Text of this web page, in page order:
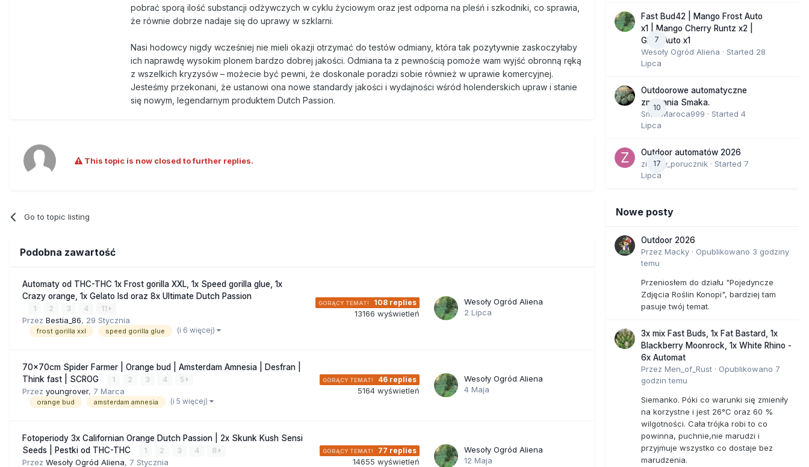
pobrać sporą ilość substancji odżywczych w cyklu życiowym oraz jest odporna na pleśń i szkodniki, co sprawia,
że równie dobrze nadaje się do uprawy w szklarni.
Nasi hodowcy nigdy wcześniej nie mieli okazji otrzymać do testów odmiany, która tak pozytywnie zaskoczyłaby
ich naprawdę wysokim plonem bardzo dobrej jakości. Odmiana ta z pewnością pomoże wam wyjść obronną ręką
z wszelkich kryzysów – możecie być pewni, że doskonale poradzi sobie również w uprawie komercyjnej.
Jesteśmy przekonani, że ustanowi ona nowe standardy jakości i wydajności wśród holenderskich upraw i stanie
się nowym, legendarnym produktem Dutch Passion.
This topic is now closed to further replies.
Go to topic listing
Podobna zawartość
Automaty od THC-THC 1x Frost gorilla XXL, 1x Speed gorilla glue, 1x
Crazy orange, 1x Gelato lsd oraz 8x Ultimate Dutch Passion
1 2 3 4 11
Przez Bestia_86, 29 Stycznia
frost gorilla xxl speed gorilla glue (i 6 więcej)
108 replies
13166 wyświetleń
Wesoły Ogród Aliena
2 Lipca
70x70cm Spider Farmer | Orange bud | Amsterdam Amnesia | Desfran |
Think fast | SCROG
1 2 3 4 5
Przez youngrover, 7 Marca
orange bud amsterdam amnesia (i 5 więcej)
46 replies
5164 wyświetleń
Wesoły Ogród Aliena
4 Maja
Fotoperiody 3x Californian Orange Dutch Passion | 2x Skunk Kush Sensi
Seeds | Pestki od THC-THC
1 2 3 4 8
Przez Wesoły Ogród Aliena, 7 Stycznia
77 replies
14655 wyświetleń
Wesoły Ogród Aliena
12 Maja
7
Fast Bud42 | Mango Frost Auto
x1 | Mango Cherry Runtz x2 |
GMO Auto x1
Wesoły Ogród Aliena · Started 28
Lipca
10
Outdoorowe automatyczne
zmagania Smaka.
SmakMaroca999 · Started 4
Lipca
17
Outdoor automatów 2026
zielony_porucznik · Started 7
Lipca
Nowe posty
Outdoor 2026
Przez Macky · Opublikowano 3 godziny
temu
Przeniosłem do działu "Pojedyncze
Zdjęcia Roślin Konopi", bardziej tam
pasuje twój temat.
3x mix Fast Buds, 1x Fat Bastard, 1x
Blackberry Moonrock, 1x White Rhino -
6x Automat
Przez Men_of_Rust · Opublikowano 7
godzin temu
Siemanko. Póki co warunki się zmieniły
na korzystne i jest 26°C oraz 60 %
wilgotności. Cała trójka robi to co
powinna, puchnie,nie marudzi i
przyjmuje wszystko co dostaje bez
marudzenia.